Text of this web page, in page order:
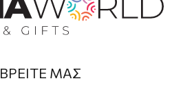
ΒΡΕΙΤΕ ΜΑΣ